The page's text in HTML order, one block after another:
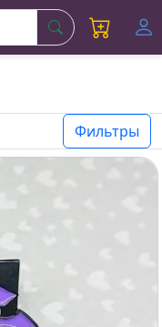
Фильтры